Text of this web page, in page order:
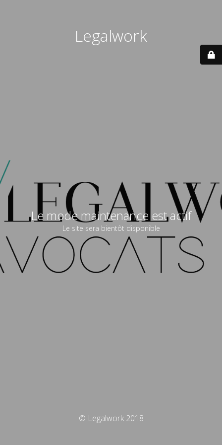
Legalwork
Le mode maintenance est actif
Le site sera bientôt disponible
© Legalwork 2018